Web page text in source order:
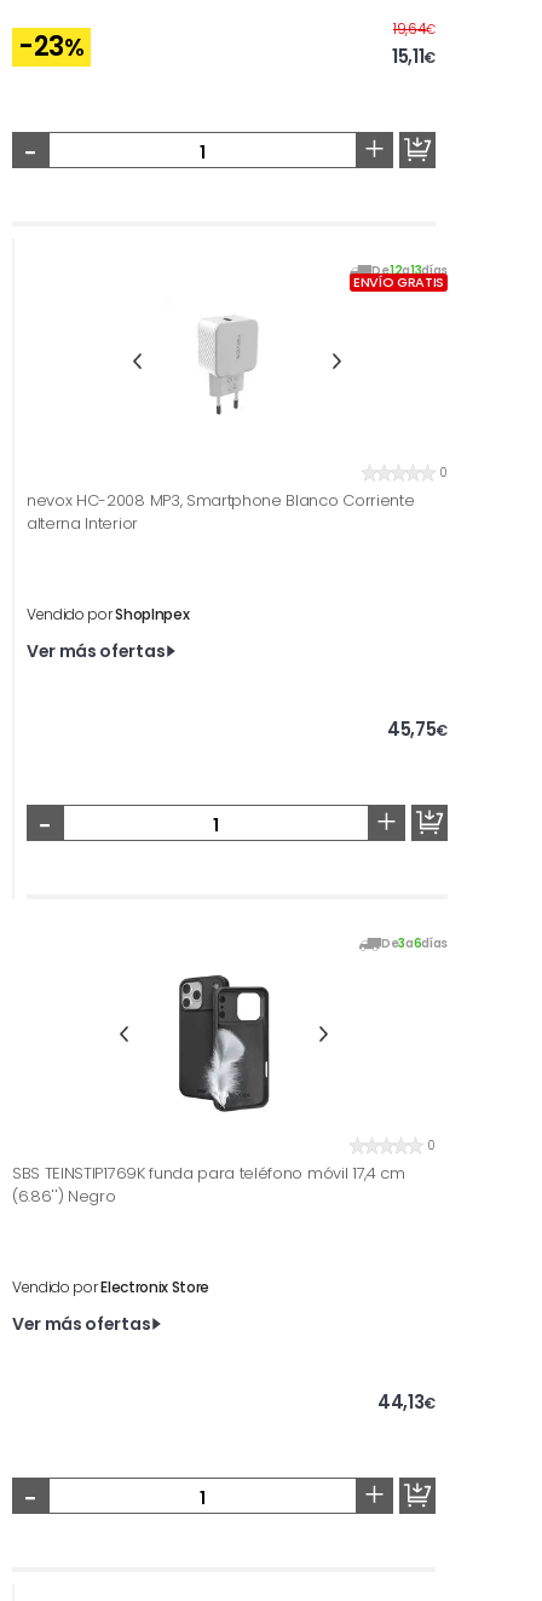
-23%
19,64€Antes
15,11€
- +
De12a13días
ENVÍO GRATIS
0
nevox HC-2008 MP3, Smartphone Blanco Corriente
alterna Interior
Vendido porShopInpex
Ver más ofertas
45,75€
- +
De3a6días
0
SBS TEINSTIP1769K funda para teléfono móvil 17,4 cm
(6.86'') Negro
Vendido porElectronix Store
Ver más ofertas
44,13€
- +